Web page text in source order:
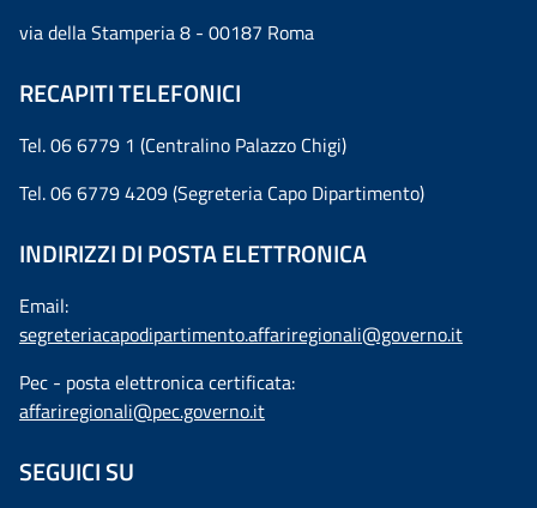
via della Stamperia 8 - 00187 Roma
RECAPITI TELEFONICI
Tel. 06 6779 1 (Centralino Palazzo Chigi)
Tel. 06 6779 4209 (Segreteria Capo Dipartimento)
INDIRIZZI DI POSTA ELETTRONICA
Email:
segreteriacapodipartimento.affariregionali@governo.it
Pec - posta elettronica certificata:
affariregionali@pec.governo.it
SEGUICI SU